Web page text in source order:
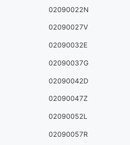
02090022N
02090027V
02090032E
02090037G
02090042D
02090047Z
02090052L
02090057R